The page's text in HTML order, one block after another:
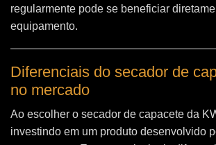
regularmente pode se beneficiar
equipamento.
Diferenciais do secador de
no mercado
Ao escolher o secador de capacete da
investindo em um produto desenvolvido